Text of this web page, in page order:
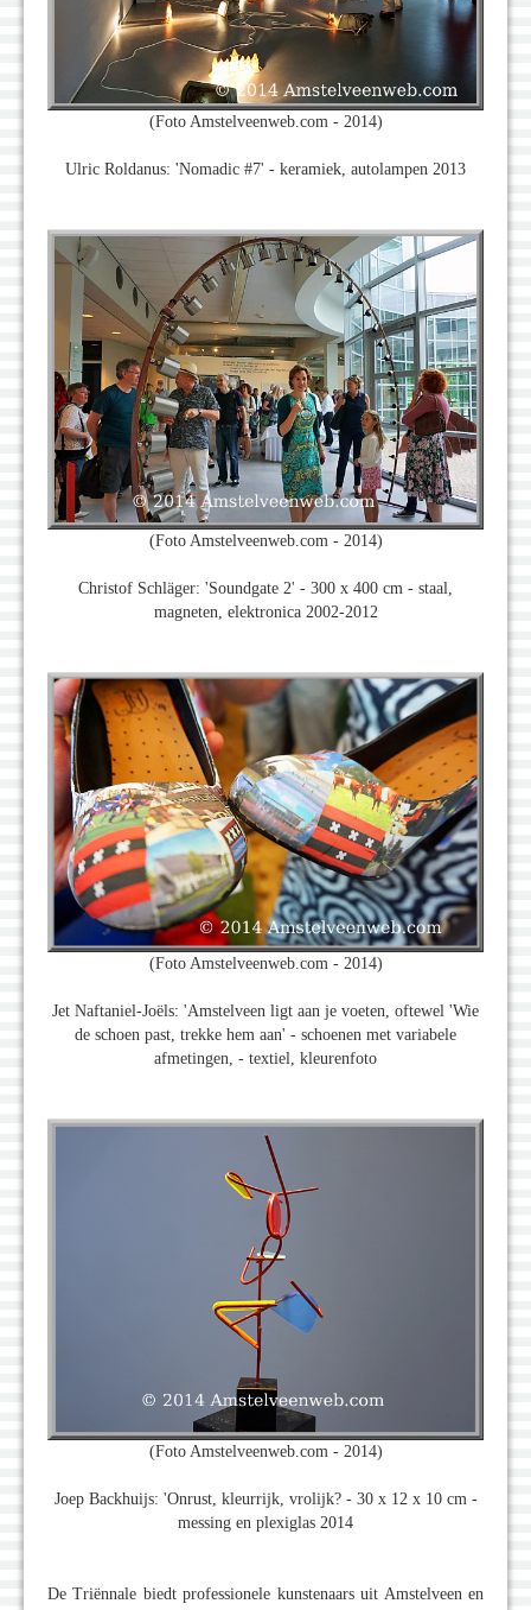
(Foto Amstelveenweb.com - 2014)
Ulric Roldanus: 'Nomadic #7' - keramiek, autolampen 2013
(Foto Amstelveenweb.com - 2014)
Christof Schläger: 'Soundgate 2' - 300 x 400 cm - staal,
magneten, elektronica 2002-2012
(Foto Amstelveenweb.com - 2014)
Jet Naftaniel-Joëls: 'Amstelveen ligt aan je voeten, oftewel 'Wie
de schoen past, trekke hem aan' - schoenen met variabele
afmetingen, - textiel, kleurenfoto
(Foto Amstelveenweb.com - 2014)
Joep Backhuijs: 'Onrust, kleurrijk, vrolijk? - 30 x 12 x 10 cm -
messing en plexiglas 2014
De Triënnale biedt professionele kunstenaars uit Amstelveen en